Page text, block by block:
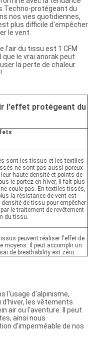
Techno-protégeant du
nos vies quotidiennes,
plus difficile d'empêcher
le vent.
l'air du tissu est 1 CFM
le vrai anorak peut
la perte de chaleur
l'effet protégeant du
sont les tissus et les textiles
ne sont pas aussi poreux
haute densité et points de
le portez en hiver, il fait plus
coule pas. En textiles tissés,
la résistance de vent est
de tissu pour empêcher
le traitement de revêtement
du tissu.
peuvent réaliser l'effet de
moyens. Il peut accomplir un
de breathability est zéro.
l'usage d'alpinisme,
les vêtements
air ou l'aventure. Il peut
ainsi nous
d'imperméable de nos